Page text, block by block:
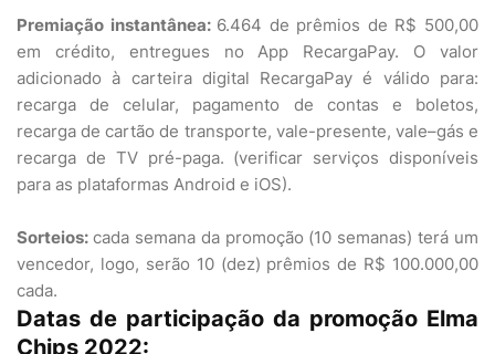
Premiação instantânea: 6.464 de prêmios de R$ 500,00
em crédito, entregues no App RecargaPay. O valor
adicionado à carteira digital RecargaPay é válido para:
recarga de celular, pagamento de contas e boletos,
recarga de cartão de transporte, vale-presente, vale–gás e
recarga de TV pré-paga. (verificar serviços disponíveis
para as plataformas Android e iOS).
Sorteios: cada semana da promoção (10 semanas) terá um
vencedor, logo, serão 10 (dez) prêmios de R$ 100.000,00
cada.
Datas de participação da promoção Elma
Chips 2022: